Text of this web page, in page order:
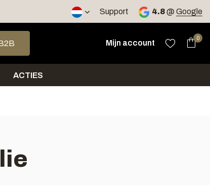
Support 4.8@ Google
om een beschikbaar resultaat te selecteren. Druk
Mijn account
0
ACTIES